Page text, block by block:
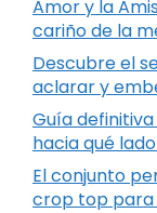
Amor y la
cariño de la
Descubre el
aclarar y
Guía
hacia qué
El conjunto
crop top para